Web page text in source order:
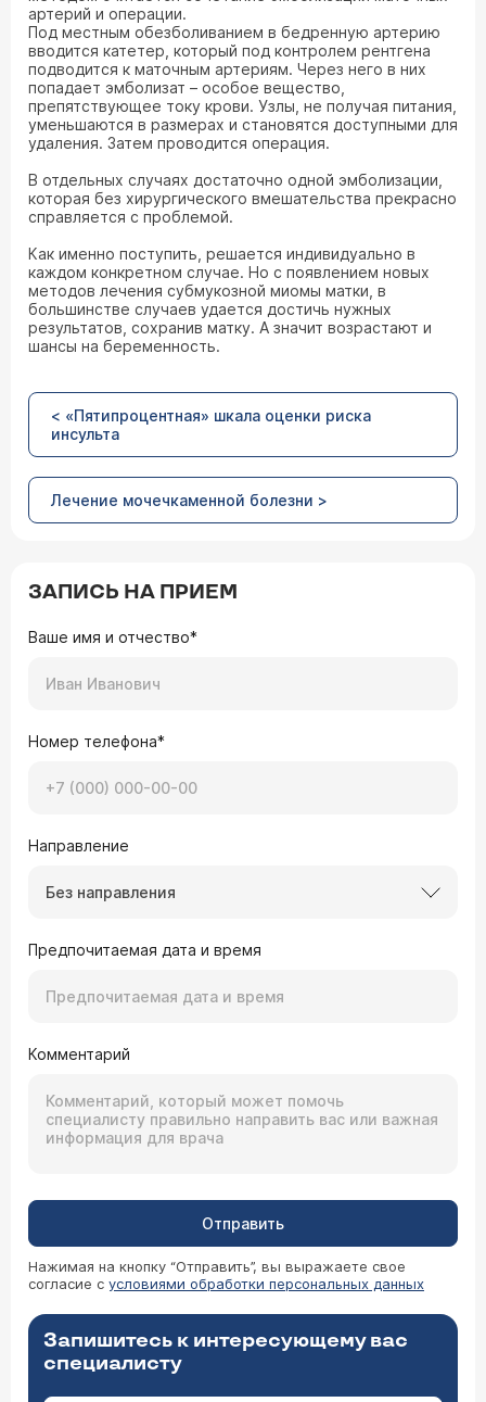
артерий и операции.
Под местным обезболиванием в бедренную артерию
вводится катетер, который под контролем рентгена
подводится к маточным артериям. Через него в них
попадает эмболизат – особое вещество,
препятствующее току крови. Узлы, не получая питания,
уменьшаются в размерах и становятся доступными для
удаления. Затем проводится операция.
В отдельных случаях достаточно одной эмболизации,
которая без хирургического вмешательства прекрасно
справляется с проблемой.
Как именно поступить, решается индивидуально в
каждом конкретном случае. Но с появлением новых
методов лечения субмукозной миомы матки, в
большинстве случаев удается достичь нужных
результатов, сохранив матку. А значит возрастают и
шансы на беременность.
< «Пятипроцентная» шкала оценки риска
инсульта
Лечение мочечкаменной болезни >
ЗАПИСЬ НА ПРИЕМ
Ваше имя и отчество*
Номер телефона*
Направление
Без направления
Предпочитаемая дата и время
Комментарий
Отправить
Нажимая на кнопку “Отправить”, вы выражаете свое
согласие с условиями обработки персональных данных
Запишитесь к интересующему вас
специалисту